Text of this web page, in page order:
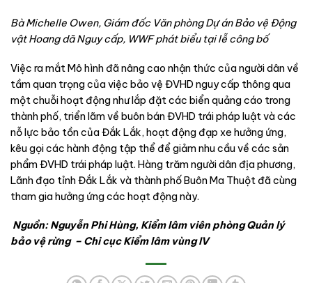
Bà Michelle Owen, Giám đốc Văn phòng Dựán Bảo vệ Động
vật Hoang dã Nguy cấp, WWFphát biểu tại lễ công bố
Việc ra mắt Mô hình đã nâng cao nhận thức của người dân về
tầm quan trọng của việc bảo vệ ĐVHD nguy cấp thông qua
một chuỗi hoạt động như lắp đặt các biển quảng cáo trong
thành phố, triển lãm về buôn bán ĐVHD trái pháp luật và các
nỗ lực bảo tồn của Đắk Lắk, hoạt động đạp xe hưởng ứng,
kêu gọi các hành động tập thể để giảm nhu cầu về các sản
phẩm ĐVHD trái pháp luật. Hàng trăm người dân địa phương,
Lãnh đạo tỉnh Đắk Lắk và thành phố Buôn Ma Thuột đã cùng
tham gia hưởng ứng các hoạt động này.
Nguồn:Nguyễn Phi Hùng, Kiểm lâm viên phòng Quản lý
bảo vệ rừng – Chi cụcKiểm lâm vùng IV